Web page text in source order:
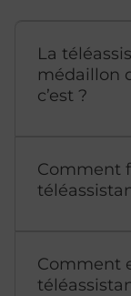
La
médaillon
c’est ?
Comment
Comment